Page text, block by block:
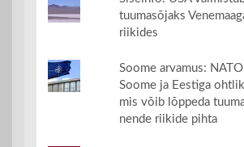
tuumasõjaks
riikides
Soome arvamus:
Soome ja Eestiga
mis võib lõppeda
nende riikide pihta